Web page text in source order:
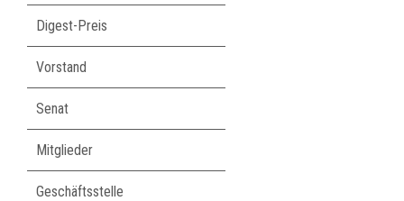
Digest-Preis
Vorstand
Senat
Mitglieder
Geschäftsstelle